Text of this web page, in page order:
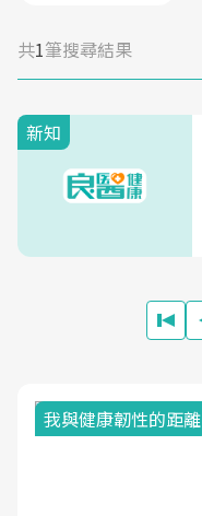
共1筆搜尋結果
新知
我與健康韌性的距離